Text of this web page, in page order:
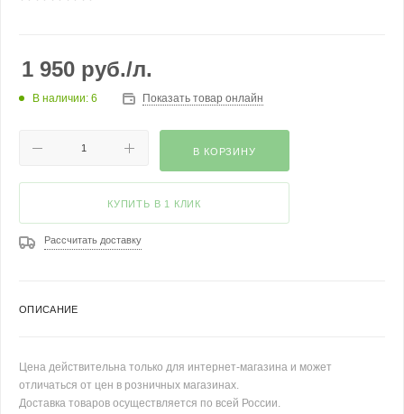
1 950 руб./л.
В наличии: 6 Показать товар онлайн
В КОРЗИНУ
КУПИТЬ В 1 КЛИК
Рассчитать доставку
ОПИСАНИЕ
Цена действительна только для интернет-магазина и может
отличаться от цен в розничных магазинах.
Доставка товаров осуществляется по всей России.